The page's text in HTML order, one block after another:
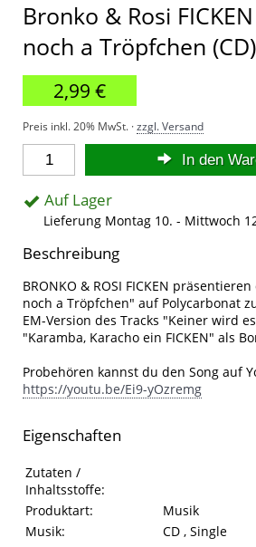
Bronko & Rosi
noch a Tröpfchen (CD)
2,99 €
Preis inkl. 20% MwSt. ·zzgl. Versand
In den
Auf Lager
Lieferung Montag 10. - Mittwoch
Beschreibung
BRONKO & ROSI FICKEN
noch a Tröpfchen" auf Polycarbonat
EM-Version des Tracks "Keiner wird
"Karamba, Karacho ein FICKEN" als
Probehören kannst du den Song auf
https://youtu.be/Ei9-yOzremg
Eigenschaften
Eigenschaften des Produkts
Eigenschaft
Zutaten /
Inhaltsstoffe:
Produktart:
Musik
Musik:
CD , Single